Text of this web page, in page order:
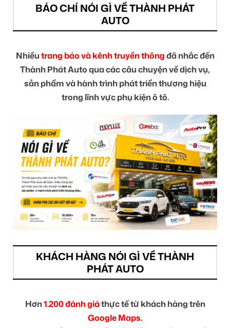
BÁO CHÍ NÓI GÌ VỀ THÀNH PHÁT
AUTO
Nhiềutrang báo và kênh truyền thôngđã nhắc đến
Thành Phát Auto qua các câu chuyện về dịch vụ,
sản phẩm và hành trình phát triển thương hiệu
trong lĩnh vực phụ kiện ô tô.
KHÁCH HÀNG NÓI GÌ VỀ THÀNH
PHÁT AUTO
Hơn1.200 đánh giáthực tế từ khách hàng trên
Google Maps.